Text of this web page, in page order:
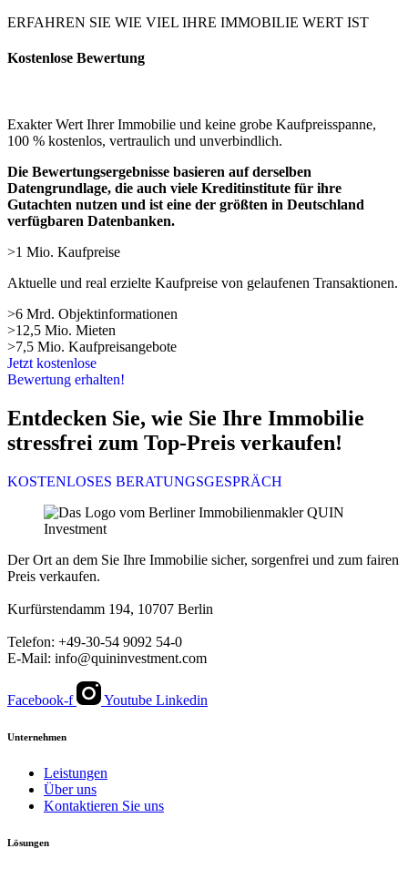
ERFAHREN SIE WIE VIEL IHRE IMMOBILIE WERT IST
Kostenlose Bewertung
Exakter Wert Ihrer Immobilie und keine grobe Kaufpreisspanne,
100 % kostenlos, vertraulich und unverbindlich.
Die Bewertungsergebnisse basieren auf derselben
Datengrundlage, die auch viele Kreditinstitute für ihre
Gutachten nutzen und ist eine der größten in Deutschland
verfügbaren Datenbanken.
>1 Mio. Kaufpreise
Aktuelle und real erzielte Kaufpreise von gelaufenen Transaktionen.
>6 Mrd. Objektinformationen
>12,5 Mio. Mieten
>7,5 Mio. Kaufpreisangebote
Jetzt kostenlose
Bewertung erhalten!
Entdecken Sie, wie Sie Ihre Immobilie
stressfrei zum Top-Preis verkaufen!
KOSTENLOSES BERATUNGSGESPRÄCH
Der Ort an dem Sie Ihre Immobilie sicher, sorgenfrei und zum fairen
Preis verkaufen.
Kurfürstendamm 194, 10707 Berlin
Telefon: +49-30-54 9092 54-0
E-Mail: info@quininvestment.com
Facebook-f Youtube Linkedin
Unternehmen
Leistungen
Über uns
Kontaktieren Sie uns
Lösungen